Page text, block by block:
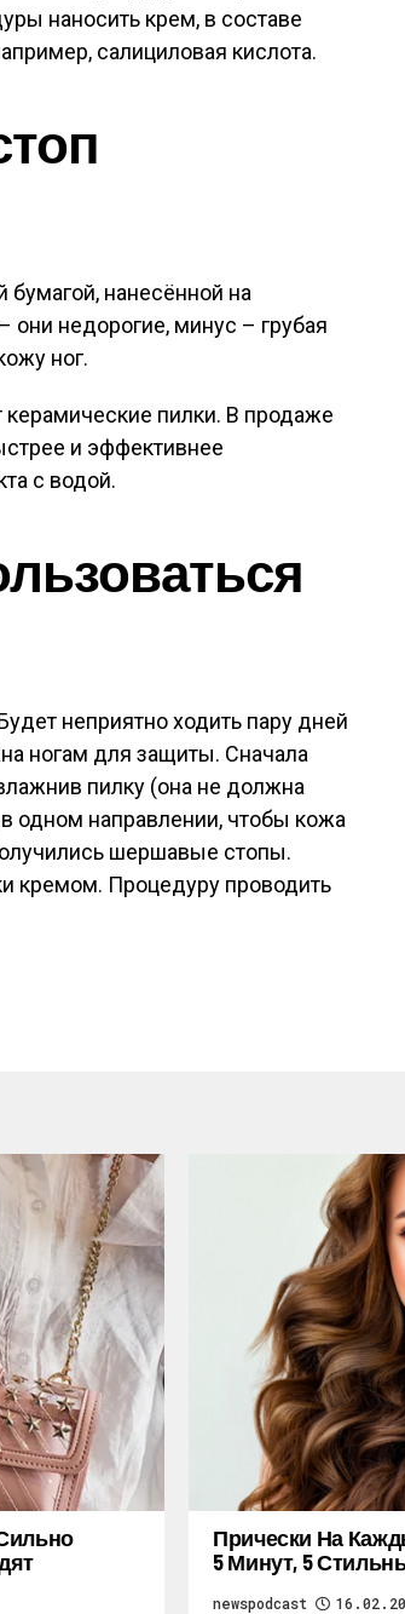
наносить крем, в составе
салициловая кислота.
нанесённой на
недорогие, минус – грубая
ног.
пилки. В продаже
и эффективнее
с водой.
неприятно ходить пару дней
ногам для защиты. Сначала
пилку (она не должна
одном направлении, чтобы кожа
шершавые стопы.
кремом. Процедуру проводить
Прически На
5 Минут, 5
newspodcast